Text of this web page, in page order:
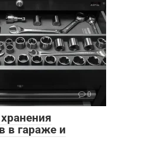
0
в гараже и